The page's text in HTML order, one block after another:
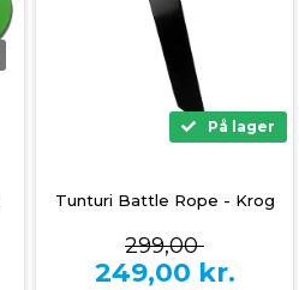
På lager
Tunturi Battle Rope - Krog
299,00
249,00 kr.